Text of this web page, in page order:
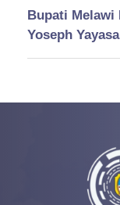
Bupati Melawi
Yoseph